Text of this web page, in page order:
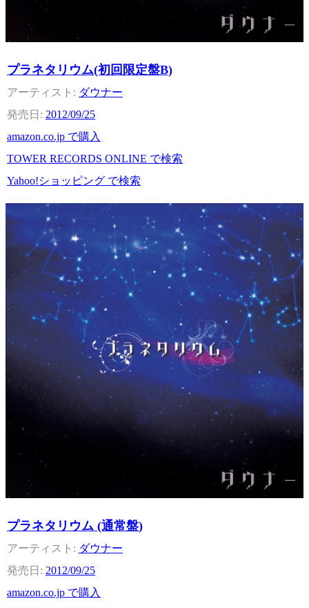
プラネタリウム(初回限定盤B)
ダウナー
2012/09/25
amazon.co.jp で購入
TOWER RECORDS ONLINE で検索
Yahoo!ショッピング で検索
プラネタリウム (通常盤)
ダウナー
2012/09/25
amazon.co.jp で購入